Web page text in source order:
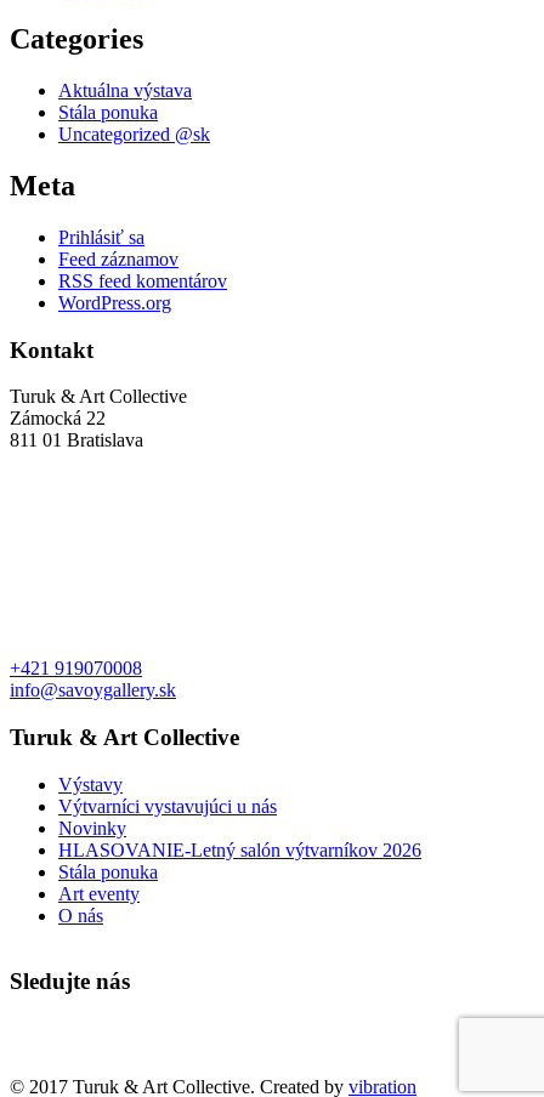
Categories
Aktuálna výstava
Stála ponuka
Uncategorized @sk
Meta
Prihlásiť sa
Feed záznamov
RSS feed komentárov
WordPress.org
Kontakt
Turuk & Art Collective
Zámocká 22
811 01 Bratislava
+421 919070008
info@savoygallery.sk
Turuk & Art Collective
Výstavy
Výtvarníci vystavujúci u nás
Novinky
HLASOVANIE-Letný salón výtvarníkov 2026
Stála ponuka
Art eventy
O nás
Sledujte nás
© 2017 Turuk & Art Collective. Created by vibration